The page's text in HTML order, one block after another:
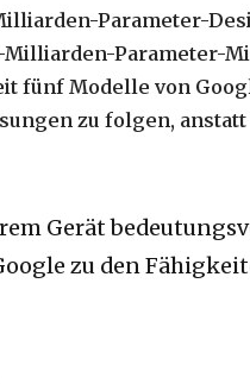
Parameter-
Parameter-
fünf Modelle von
zu folgen, anstatt
Gerät
zu den